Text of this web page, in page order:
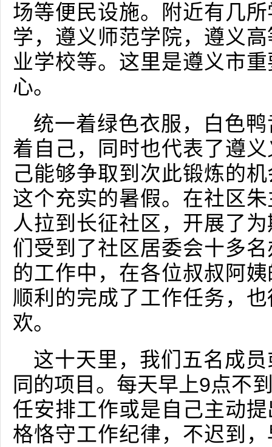
场等便民设施。附近有几
学，遵义师范学院，遵义
业学校等。这里是遵义市
心。
统一着绿色衣服，白色
着自己，同时也代表了遵
己能够争取到次此锻炼的
这个充实的暑假。在社区
人拉到长征社区，开展了
们受到了社区居委会十多
的工作中，在各位叔叔阿
顺利的完成了工作任务，
欢。
这十天里，我们五名成
同的项目。每天早上9点不
任安排工作或是自己主动
格恪守工作纪律，不迟到